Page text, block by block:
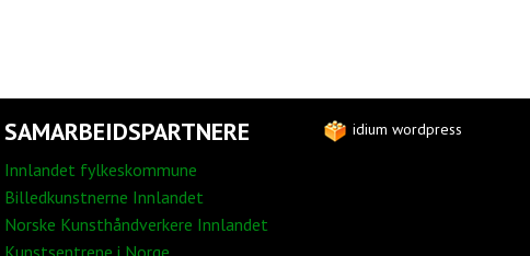
SAMARBEIDSPARTNERE
Innlandet fylkeskommune
Billedkunstnerne Innlandet
Norske Kunsthåndverkere Innlandet
Kunstsentrene i Norge
idium wordpress